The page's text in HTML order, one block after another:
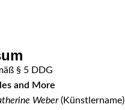
§ 5 DDG
and More
Weber(Künstlername)